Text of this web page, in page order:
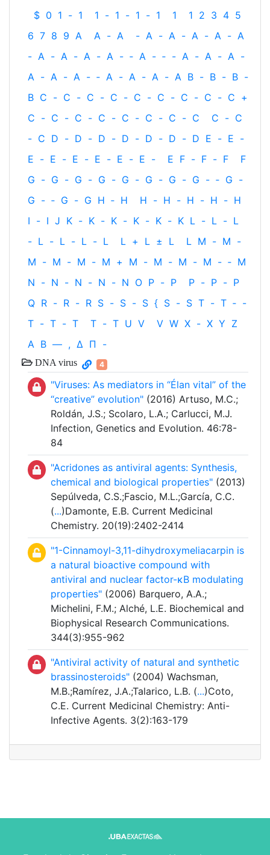
$ 0 1 - 1 1 - 1 - 1 - 1 1 1 2 3 4 5
6 7 8 9 A A - A - A - A - A - A - A
- A - A - A - A - ‐ A - ‐ - A - A - A -
A - A - A - ‐ A - A - A - A B - B - B -
B C - C - C - C - C - C - C - C - C +
C - C - C - C - C - C - C - C C - C
- C D - D - D - D - D - D - D E - E -
E - E - E - E - E - E - E F - F - F
F
G - G - G - G - G - G - G - G - ‐ G -
G - ‐ G - G H ‐ H H - H - H - H - H
I - I J K - K - K - K - K - K L - L - L
- L - L - L - L L + L ± L L M - M -
M - M - M - M + M - M - M - M - ‐ M
N - N - N - N - N O P - P P - P - P
Q R - R - R S - S - S { S - S T - T ‐ -
T - T - T T - T U V V W X - X Y Z
Α Β — , Δ Π -
DNA virus 4
"Viruses: As mediators in “Élan vital” of the
“creative” evolution" (2016) Artuso, M.C.;
Roldán, J.S.; Scolaro, L.A.; Carlucci, M.J.
Infection, Genetics and Evolution. 46:78-
84
"Acridones as antiviral agents: Synthesis,
chemical and biological properties" (2013)
Sepúlveda, C.S.;Fascio, M.L.;García, C.C.
(...)Damonte, E.B. Current Medicinal
Chemistry. 20(19):2402-2414
"1-Cinnamoyl-3,11-dihydroxymeliacarpin is
a natural bioactive compound with
antiviral and nuclear factor-κB modulating
properties" (2006) Barquero, A.A.;
Michelini, F.M.; Alché, L.E. Biochemical and
Biophysical Research Communications.
344(3):955-962
"Antiviral activity of natural and synthetic
brassinosteroids" (2004) Wachsman,
M.B.;Ramírez, J.A.;Talarico, L.B. (...)Coto,
C.E. Current Medicinal Chemistry: Anti-
Infective Agents. 3(2):163-179